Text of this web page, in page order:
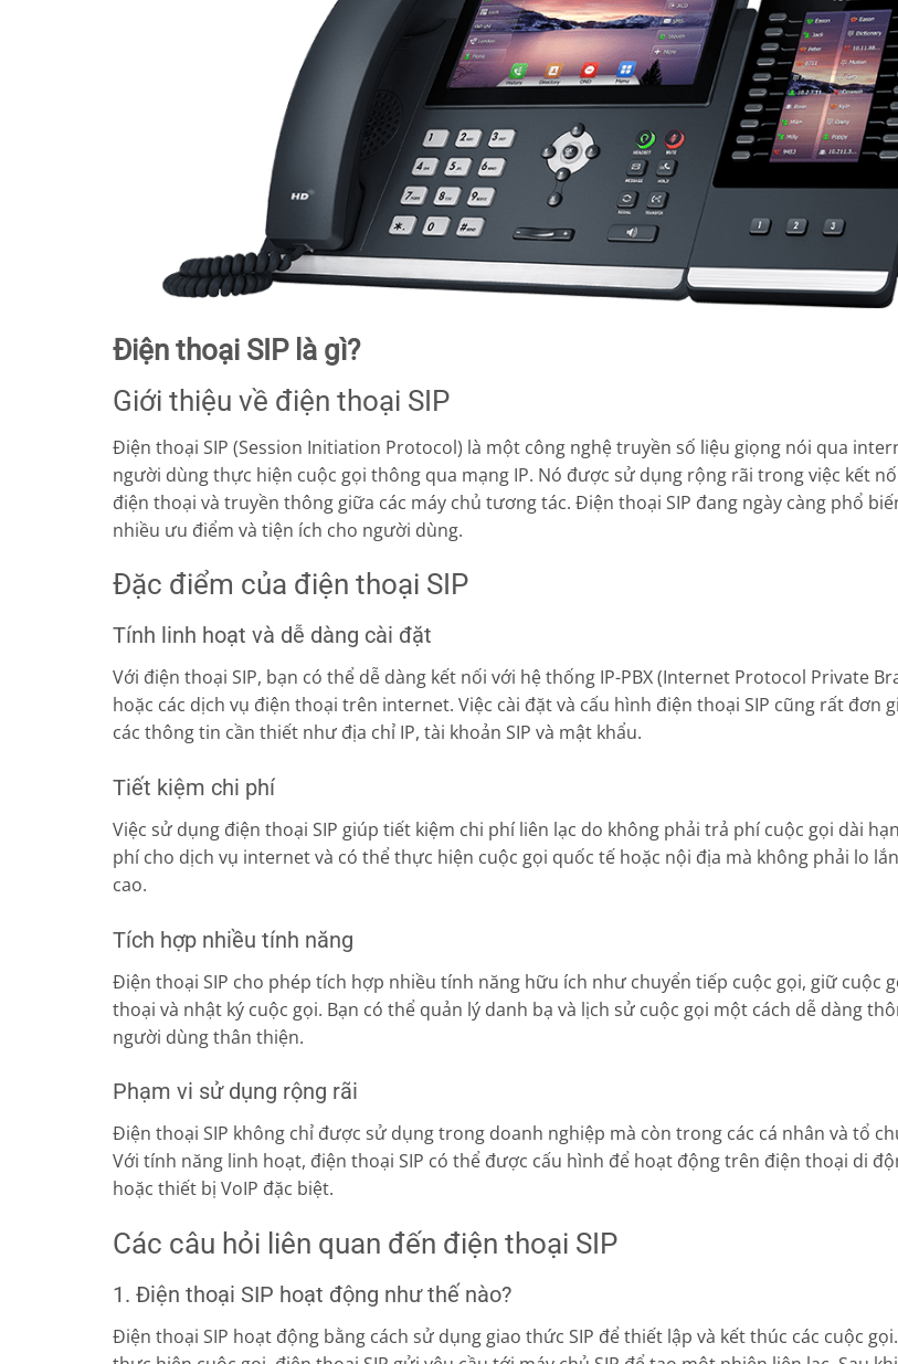
Điện thoại SIP là gì?
Giới thiệu về điện thoại SIP
Điện thoại SIP (Session Initiation Protocol) là một công nghệ truyền số liệu giọng nói qua
người dùng thực hiện cuộc gọi thông qua mạng IP. Nó được sử dụng rộng rãi trong việc kết
điện thoại và truyền thông giữa các máy chủ tương tác. Điện thoại SIP đang ngày càng phổ
nhiều ưu điểm và tiện ích cho người dùng.
Đặc điểm của điện thoại SIP
Tính linh hoạt và dễ dàng cài đặt
Với điện thoại SIP, bạn có thể dễ dàng kết nối với hệ thống IP-PBX (Internet Protocol Private
hoặc các dịch vụ điện thoại trên internet. Việc cài đặt và cấu hình điện thoại SIP cũng rất đơn
các thông tin cần thiết như địa chỉ IP, tài khoản SIP và mật khẩu.
Tiết kiệm chi phí
Việc sử dụng điện thoại SIP giúp tiết kiệm chi phí liên lạc do không phải trả phí cuộc gọi dài
phí cho dịch vụ internet và có thể thực hiện cuộc gọi quốc tế hoặc nội địa mà không phải lo
cao.
Tích hợp nhiều tính năng
Điện thoại SIP cho phép tích hợp nhiều tính năng hữu ích như chuyển tiếp cuộc gọi, giữ cuộc
thoại và nhật ký cuộc gọi. Bạn có thể quản lý danh bạ và lịch sử cuộc gọi một cách dễ dàng
người dùng thân thiện.
Phạm vi sử dụng rộng rãi
Điện thoại SIP không chỉ được sử dụng trong doanh nghiệp mà còn trong các cá nhân và tổ
Với tính năng linh hoạt, điện thoại SIP có thể được cấu hình để hoạt động trên điện thoại di
hoặc thiết bị VoIP đặc biệt.
Các câu hỏi liên quan đến điện thoại SIP
1. Điện thoại SIP hoạt động như thế nào?
Điện thoại SIP hoạt động bằng cách sử dụng giao thức SIP để thiết lập và kết thúc các cuộc